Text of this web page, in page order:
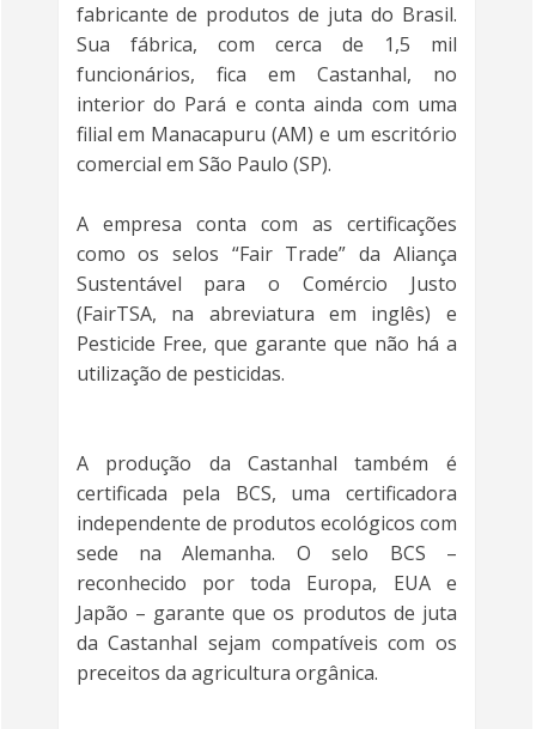
fabricante de produtos de juta do Brasil.
Sua fábrica, com cerca de 1,5 mil
funcionários, fica em Castanhal, no
interior do Pará e conta ainda com uma
filial em Manacapuru (AM) e um escritório
comercial em São Paulo (SP).
A empresa conta com as certificações
como os selos “Fair Trade” da Aliança
Sustentável para o Comércio Justo
(FairTSA, na abreviatura em inglês) e
Pesticide Free, que garante que não há a
utilização de pesticidas.
A produção da Castanhal também é
certificada pela BCS, uma certificadora
independente de produtos ecológicos com
sede na Alemanha. O selo BCS –
reconhecido por toda Europa, EUA e
Japão – garante que os produtos de juta
da Castanhal sejam compatíveis com os
preceitos da agricultura orgânica.